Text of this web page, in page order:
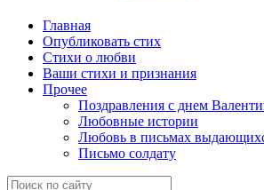
Главная
Опубликовать стих
Стихи о любви
Ваши стихи и признания
Прочее
Поздравления с днем
Любовные истории
Любовь в письмах
Письмо солдату